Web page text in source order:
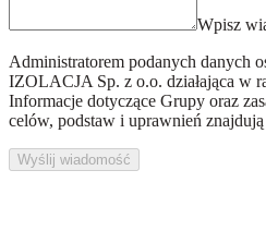
Wpisz
Administratorem podanych danych
IZOLACJA Sp. z o.o. działająca w
Informacje dotyczące Grupy oraz
celów, podstaw i uprawnień
Wyślij wiadomość